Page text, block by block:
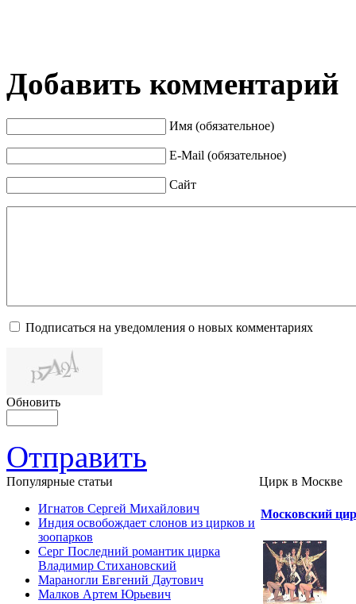
Добавить комментарий
Имя (обязательное)
E-Mail (обязательное)
Сайт
Подписаться на уведомления о новых комментариях
Обновить
Отправить
Популярные cтатьи
Игнатов Сергей Михайлович
Индия освобождает слонов из цирков и
зоопарков
Серг Последний романтик цирка
Владимир Стихановский
Мараногли Евгений Даутович
Малков Артем Юрьевич
Цирк в Москве
Московский